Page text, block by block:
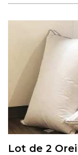
Lot de 2